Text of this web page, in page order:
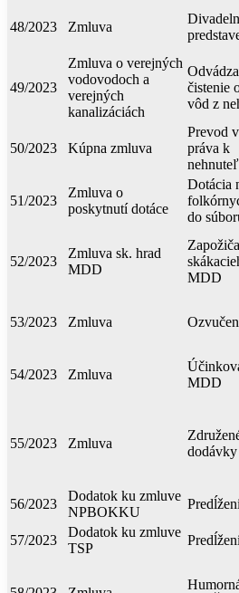
48/2023 Zmluva
49/2023
Zmluva o verejných
vodovodoch a
verejných
kanalizáciách
čistenie
vôd z
50/2023 Kúpna zmluva
Prevod
práva k
51/2023
Zmluva o
poskytnutí dotáce
Dotácia
do
52/2023
Zmluva sk. hrad
MDD
MDD
53/2023 Zmluva
54/2023 Zmluva
MDD
55/2023 Zmluva
56/2023
Dodatok ku zmluve
NPBOKKU
57/2023
Dodatok ku zmluve
TSP